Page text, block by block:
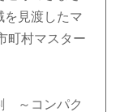
を見渡したマ
町村マスター
～コンパク